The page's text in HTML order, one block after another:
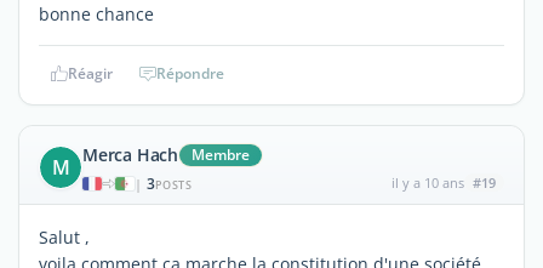
bonne chance
Réagir Répondre
M Merca Hach Membre
| 3POSTS il y a 10 ans #19
Salut ,